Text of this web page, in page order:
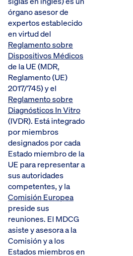
órgano asesor de
expertos establecido
en virtud del
Reglamento sobre
Dispositivos Médicos
de la UE (MDR,
Reglamento (UE)
2017/745) y el
Reglamento sobre
Diagnósticos In Vitro
(IVDR). Está integrado
por miembros
designados por cada
Estado miembro de la
UE para representar a
sus autoridades
competentes, y la
Comisión Europea
preside sus
reuniones. El MDCG
asiste y asesora a la
Comisión y a los
Estados miembros en